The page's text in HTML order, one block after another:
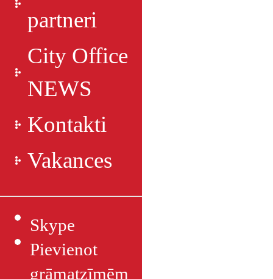
partneri
City Office
NEWS
Kontakti
Vakances
Skype
Pievienot
grāmatzīmēm